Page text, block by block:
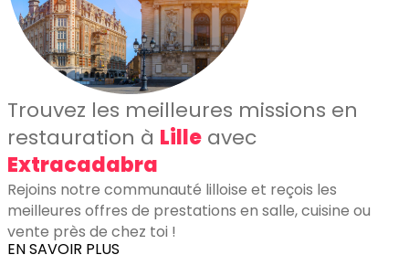
Trouvez les meilleures missions en
restauration à Lille avec
Extracadabra
Rejoins notre communauté lilloise et reçois les
meilleures offres de prestations en salle, cuisine ou
vente près de chez toi !
EN SAVOIR PLUS